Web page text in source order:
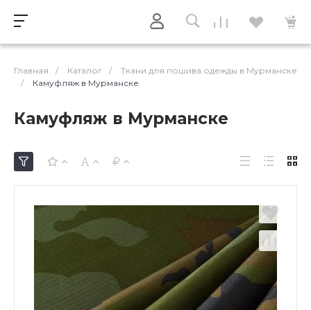
Главная / Каталог /
Ткани для пошива одежды в Мурманске
/
Камуфляж в Мурманске
Камуфляж в Мурманске